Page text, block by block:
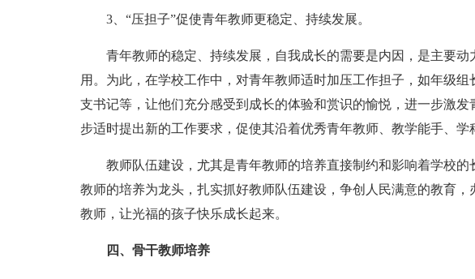
3、“压担子”促使青年教师更稳定、持续发展。
青年教师的稳定、持续发展，自我成长的需要是内因，是主要动
用。为此，在学校工作中，对青年教师适时加压工作担子，如年级
支书记等，让他们充分感受到成长的体验和赏识的愉悦，进一步激
步适时提出新的工作要求，促使其沿着优秀青年教师、教学能手、学
教师队伍建设，尤其是青年教师的培养直接制约和影响着学校的
教师的培养为龙头，扎实抓好教师队伍建设，争创人民满意的教育
教师，让光福的孩子快乐成长起来。
四、骨干教师培养